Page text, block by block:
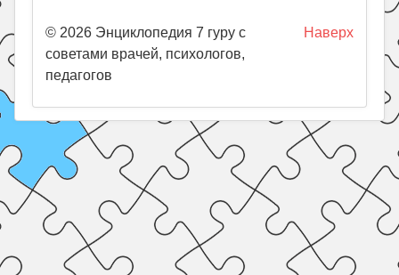
Наверх
© 2026 Энциклопедия 7 гуру с
советами врачей, психологов,
педагогов